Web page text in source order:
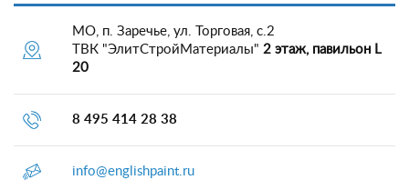
МО, п. Заречье, ул. Торговая, с.2
ТВК "ЭлитСтройМатериалы" 2 этаж, павильон L
20
8 495 414 28 38
info@englishpaint.ru